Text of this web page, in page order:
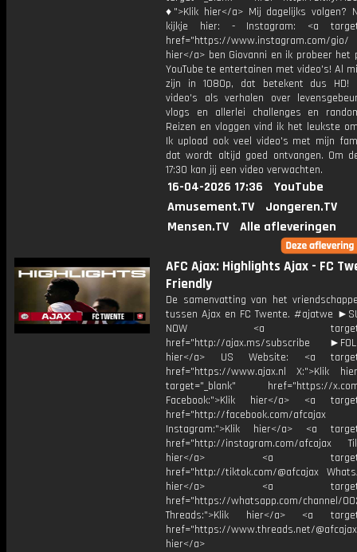
♦">Klik hier</a> Mij dagelijks volgen?
kijkje hier: - Instagram: <a
href="https://www.instagram.com/
hier</a> ben Giovanni en ik probeer het
YouTube te entertainen met video's! Al
zijn in 1080p, dat betekent dus HD!
video's als verhalen over
vlogs en allerlei challenges en
Reizen en vloggen vind ik het leukste
Ik upload ook veel video's met mijn
dat wordt altijd goed ontvangen. Om
17:30 kan jij een video verwachten.
16-04-2026 17:36
YouTube
Amusement.TV
Jongeren.TV
Mensen.TV
Alle afleveringen
AFC Ajax: Highlights Ajax - FC
Friendly
De samenvatting van het
tussen Ajax en FC Twente. #ajatwe
NOW <a
href="http://ajax.ms/subscribe
hier</a> US Website: <a
href="https://www.ajax.nl X:">Klik
target="_blank" href="https://x.com/
Facebook:">Klik hier</a> <a
href="http://facebook.com/afcajax
Instagram:">Klik hier</a> <a
href="http://instagram.com/afcajax
hier</a> <a
href="http://tiktok.com/@afcajax
hier</a> <a
href="https://whatsapp.com/channel/
Threads:">Klik hier</a> <a
href="https://www.threads.net/
hier</a>